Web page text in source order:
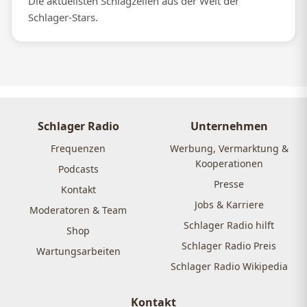
Schlager-Stars.
Schlager Radio
Frequenzen
Podcasts
Kontakt
Moderatoren & Team
Shop
Wartungsarbeiten
Unternehmen
Werbung, Vermarktung &
Kooperationen
Presse
Jobs & Karriere
Schlager Radio hilft
Schlager Radio Preis
Schlager Radio Wikipedia
Kontakt